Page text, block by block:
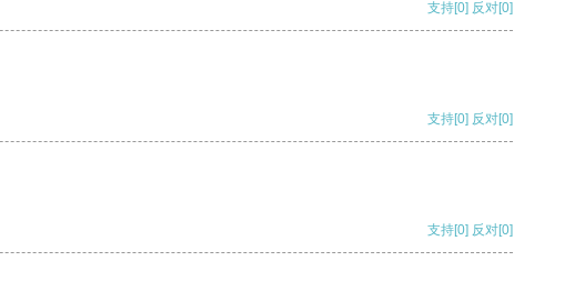
支持[0] 反对[0]
支持[0] 反对[0]
支持[0] 反对[0]